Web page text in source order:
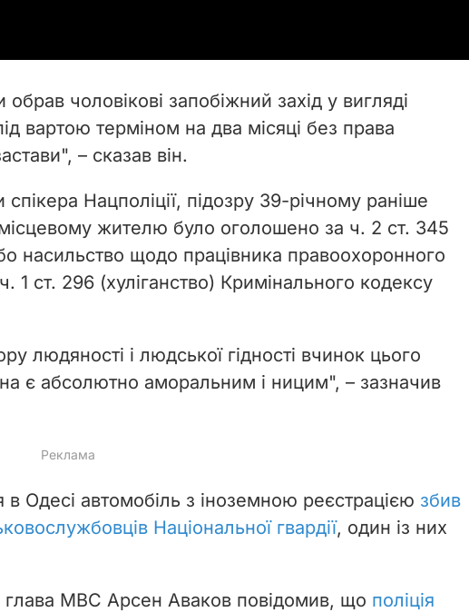
i
e
o
чоловікові запобіжний захід у вигляді
вартою терміном на два місяці без права
– сказав він.
Нацполіції, підозру 39-річному раніше
жителю було оголошено за ч. 2 ст. 345
насильство щодо працівника правоохоронного
1 ст. 296 (хуліганство) Кримінального кодексу
людяності і людської гідності вчинок цього
є абсолютно аморальним і ницим", – зазначив
в Одесі автомобіль з іноземною реєстрацією збив
Національної гвардії, один із них
глава МВС Арсен Аваков повідомив, що поліція